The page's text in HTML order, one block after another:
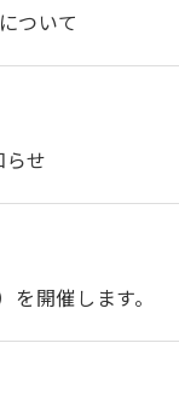
ついて
せ
開催します。